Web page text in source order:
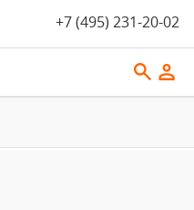
+7 (495) 231-20-02